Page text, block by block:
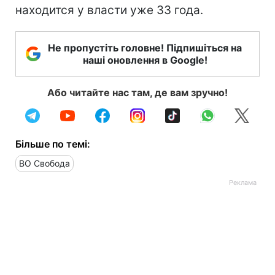
находится у власти уже 33 года.
Не пропустіть головне! Підпишіться на
наші оновлення в Google!
Або читайте нас там, де вам зручно!
Більше по темі:
ВО Свобода